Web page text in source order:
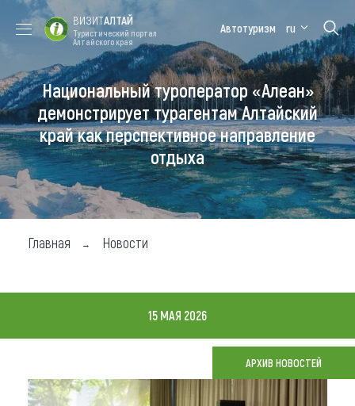
Форум VISIT
ALTAI
Цветение
маральника
Медицинский
форум
Алтайская
зимовка
Туры
Где побывать
Чем заняться
Где остановиться
Что привезти (сувениры)
ВИЗИТАЛТАЙ
Туристический портал
Алтайского края
Автотуризм ru
Национальный туроператор «Алеан»
демонстрирует турагентам Алтайский
край как перспективное направление
отдыха
Главная Новости
15 МАЯ 2026
АРХИВ НОВОСТЕЙ